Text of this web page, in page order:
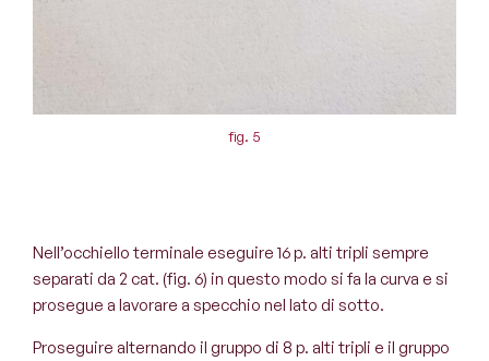
fig. 5
Nell’occhiello terminale eseguire 16 p. alti tripli sempre
separati da 2 cat. (fig. 6) in questo modo si fa la curva e si
prosegue a lavorare a specchio nel lato di sotto.
Proseguire alternando il gruppo di 8 p. alti tripli e il gruppo